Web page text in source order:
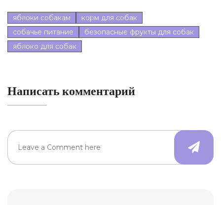
яблоки собакам
корм для собак
собачье питание
безопасные фрукты для собак
яблоко для собак
Написать комментарий